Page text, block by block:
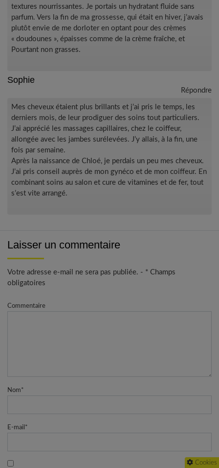
textures nourrissantes. Je portais un hydratant fluide sans
parfum. Vers la fin de ma grossesse, qui était en hiver, j’avais
plutôt envie de me dorloter en optant pour des crèmes
« doudounes », épaisses comme de la crème fraîche, et
Pourtant non grasses.
Sophie
Répondre
Mes cheveux étaient plus brillants et j’ai pris le temps, les
derniers mois, de leur prodiguer des soins tout particuliers.
J’ai apprécié les massages capillaires, chez le coiffeur,
allongée avec les jambes surélevées. J’y allais, à la fin, une
fois par semaine.
Après la naissance de Chloé, je perdais un peu mes cheveux.
J’ai pris conseil auprès de mon gynéco et de mon coiffeur. En
combinant soins au salon et cure de vitamines et de fer, tout
s’est vite arrangé.
Laisser un commentaire
Votre adresse e-mail ne sera pas publiée. - * Champs
obligatoires
Commentaire
Nom*
E-mail *
Cookies